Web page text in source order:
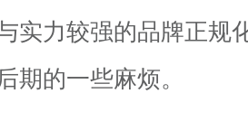
实力较强的品牌正规
期的一些麻烦。